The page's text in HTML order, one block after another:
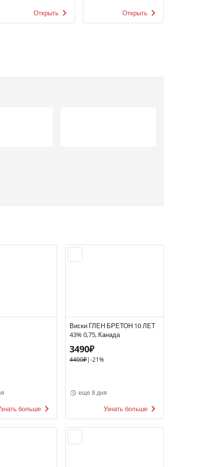
Открыть
фастфуд-меню
Открыть
больше
Виски ГЛЕН БРЕТОН 10 ЛЕТ
43% 0,75, Канада
3490₽
4400₽|-21%
еще 8 дня
Узнать больше